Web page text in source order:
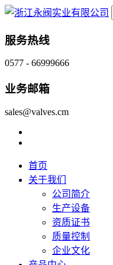
服务热线
0577 - 66999666
业务邮箱
sales@valves.cm
首页
关于我们
公司简介
生产设备
资质证书
质量控制
企业文化